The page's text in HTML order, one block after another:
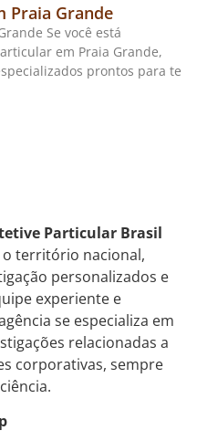
Praia Grande
Se você está
em Praia Grande,
prontos para te
Particular Brasil
território nacional,
personalizados e
experiente e
se especializa em
relacionadas a
corporativas, sempre